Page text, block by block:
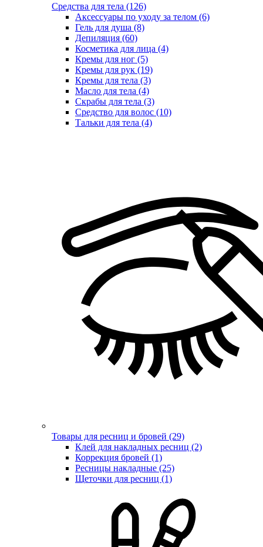
Средства для тела (126)
Аксессуары по уходу за телом (6)
Гель для душа (8)
Депиляция (60)
Косметика для лица (4)
Кремы для ног (5)
Кремы для рук (19)
Кремы для тела (3)
Масло для тела (4)
Скрабы для тела (3)
Средство для волос (10)
Тальки для тела (4)
Товары для ресниц и бровей (29)
Клей для накладных ресниц (2)
Коррекция бровей (1)
Ресницы накладные (25)
Щеточки для ресниц (1)